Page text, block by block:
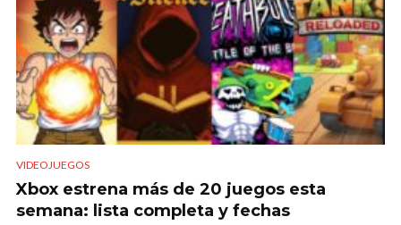
VIDEOJUEGOS
Xbox estrena más de 20 juegos esta
semana: lista completa y fechas